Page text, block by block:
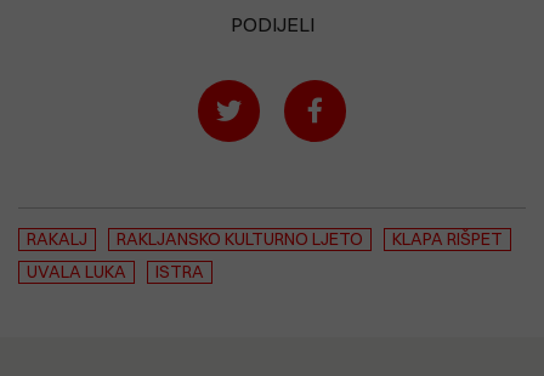
PODIJELI
RAKALJ RAKLJANSKO KULTURNO LJETO
KLAPA RIŠPET
UVALA LUKA
ISTRA